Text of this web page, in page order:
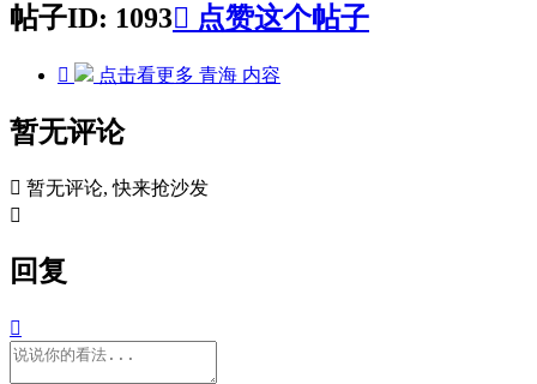
帖子ID: 1093 点赞这个帖子
 点击看更多 青海 内容
暂无评论
 暂无评论, 快来抢沙发

回复
